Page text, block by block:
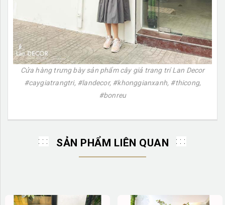
Cửa hàng trưng bày sản phẩm cây giả trang trí Lan Decor
#caygiatrangtri, #landecor, #khonggianxanh, #thicong,
#bonreu
SẢN PHẨM LIÊN QUAN